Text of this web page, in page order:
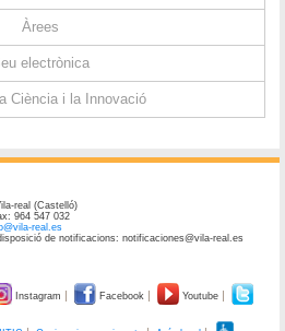
Àrees
electrònica
Ciència i la Innovació
real (Castelló)
964 547 032
real.es
de notificacions: notificaciones@vila-real.es
Instagram Facebook Youtube